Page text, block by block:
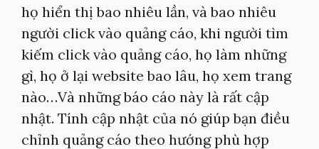
họ hiển thị bao nhiêu lần, và bao nhiêu
người click vào quảng cáo, khi người tìm
kiếm click vào quảng cáo, họ làm những
gì, họ ở lại website bao lâu, họ xem trang
nào…Và những báo cáo này là rất cập
nhật. Tính cập nhật của nó giúp bạn điều
chỉnh quảng cáo theo hướng phù hợp